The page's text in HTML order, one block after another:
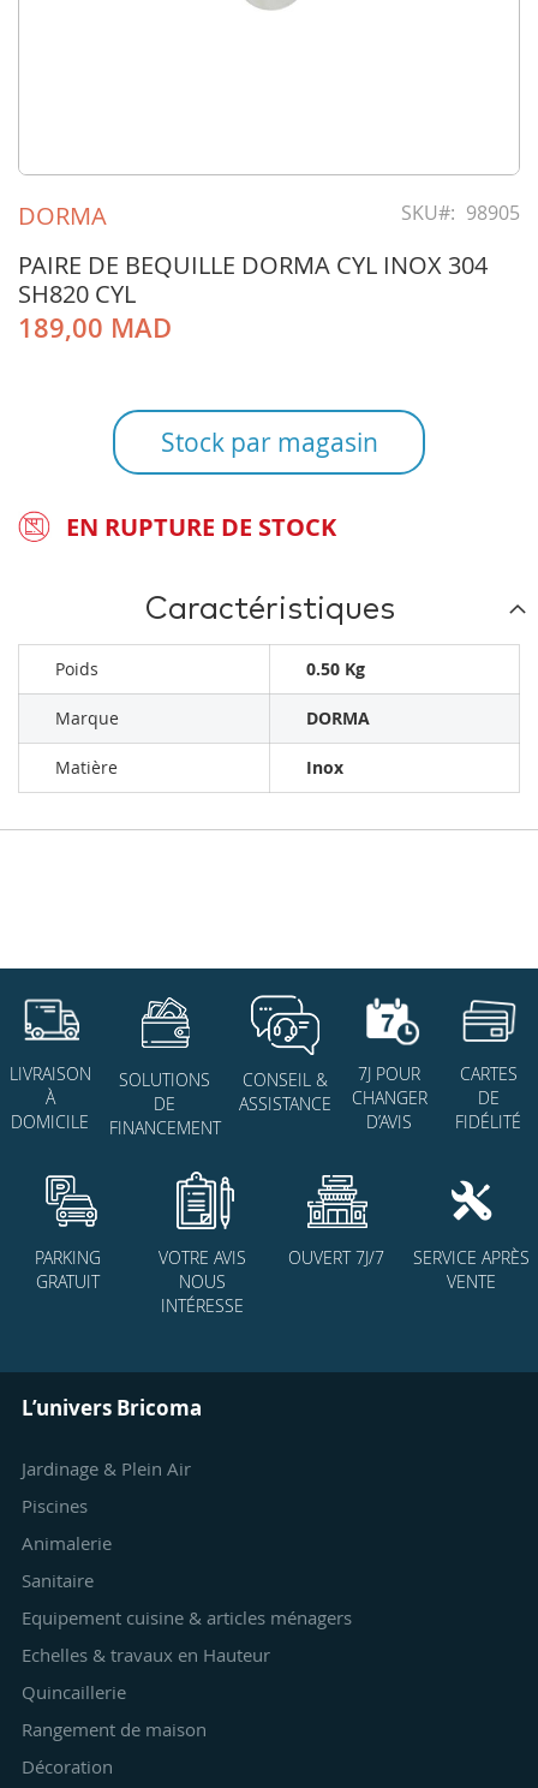
DORMA SKU 98905
PAIRE DE BEQUILLE DORMA CYL INOX 304
SH820 CYL
189,00 MAD
Stock par magasin
EN RUPTURE DE STOCK
to
beginning
of
the
images
Caractéristiques
Poids 0.50 Kg
Marque DORMA
Matière Inox
LIVRAISON
À
DOMICILE
SOLUTIONS
DE
FINANCEMENT
CONSEIL &
ASSISTANCE
7J POUR
CHANGER
D’AVIS
CARTES
DE
FIDÉLITÉ
PARKING
GRATUIT
VOTRE AVIS
NOUS
INTÉRESSE
OUVERT 7J/7
SERVICE APRÈS
VENTE
L’univers Bricoma
Jardinage & Plein Air
Piscines
Animalerie
Sanitaire
Equipement cuisine & articles ménagers
Echelles & travaux en Hauteur
Quincaillerie
Rangement de maison
Décoration